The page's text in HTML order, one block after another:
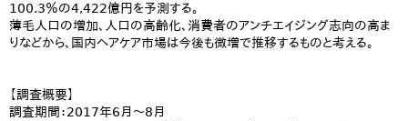
100.3％の4,422億円を予測する。
薄毛人口の増加、人口の高齢化、消費者のアンチエイジング志向の高ま
りなどから、国内ヘアケア市場は今後も微増で推移するものと考える。
【調査概要】
調査期間：2017年6月～8月